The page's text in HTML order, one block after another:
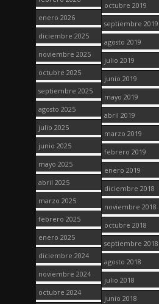
enero 2026
diciembre 2025
noviembre 2025
octubre 2025
septiembre 2025
agosto 2025
julio 2025
junio 2025
mayo 2025
abril 2025
marzo 2025
febrero 2025
enero 2025
diciembre 2024
noviembre 2024
octubre 2024
octubre 2019
septiembre 2019
agosto 2019
julio 2019
junio 2019
mayo 2019
abril 2019
marzo 2019
febrero 2019
enero 2019
diciembre 2018
noviembre 2018
octubre 2018
septiembre 2018
agosto 2018
julio 2018
junio 2018